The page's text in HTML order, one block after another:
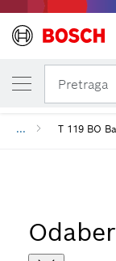
Pretraga
... T 119 BO
IZABRANA VARIJANTA
T 119 BO